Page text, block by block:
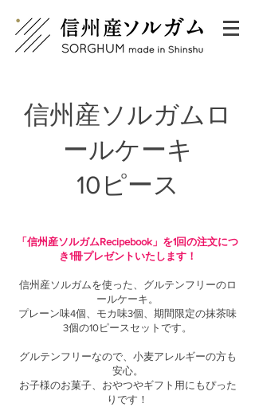
信州産ソルガムロ
ールケーキ
10ピース
「信州産ソルガムRecipebook」を1回の注文につ
き1冊プレゼントいたします！
信州産ソルガムを使った、グルテンフリーのロ
ールケーキ。
プレーン味4個、モカ味3個、期間限定の抹茶味
3個の10ピースセットです。
グルテンフリーなので、小麦アレルギーの方も
安心。
お子様のお菓子、おやつやギフト用にもぴった
りです！